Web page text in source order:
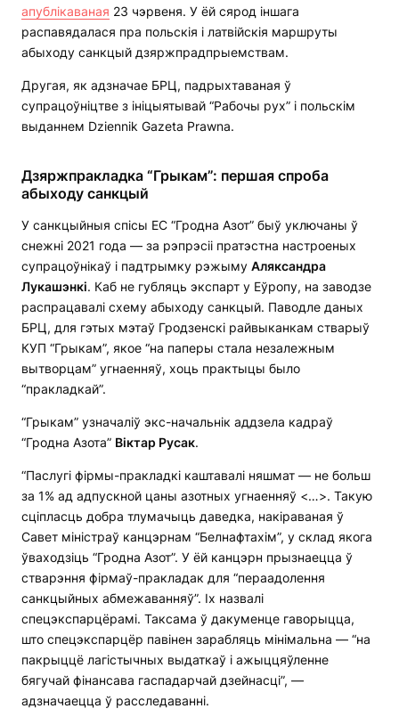
апублікаваная 23 чэрвеня. У ёй сярод іншага
распавядалася пра польскія і латвійскія маршруты
абыходу санкцый дзяржпрадпрыемствам.
Другая, як адзначае БРЦ, падрыхтаваная ў
супрацоўніцтве з ініцыятывай “Рабочы рух” і польскім
выданнем Dziennik Gazeta Prawna.
Дзяржпракладка “Грыкам”: першая спроба
абыходу санкцый
У санкцыйныя спісы ЕС “Гродна Азот” быў уключаны ў
снежні 2021 года — за рэпрэсіі пратэстна настроеных
супрацоўнікаў і падтрымку рэжыму Аляксандра
Лукашэнкі. Каб не губляць экспарт у Еўропу, на заводзе
распрацавалі схему абыходу санкцый. Паводле даных
БРЦ, для гэтых мэтаў Гродзенскі райвыканкам стварыў
КУП “Грыкам”, якое “на паперы стала незалежным
вытворцам” угнаенняў, хоць практыцы было
“пракладкай”.
“Грыкам” узначаліў экс-начальнік аддзела кадраў
“Гродна Азота” Віктар Русак.
“Паслугі фірмы-пракладкі каштавалі няшмат — не больш
за 1% ад адпускной цаны азотных угнаенняў <…>. Такую
сціпласць добра тлумачыць даведка, накіраваная ў
Савет міністраў канцэрнам “Белнафтахім”, у склад якога
ўваходзіць “Гродна Азот”. У ёй канцэрн прызнаецца ў
стварэння фірмаў-пракладак для “пераадолення
санкцыйных абмежаванняў”. Іх назвалі
спецэкспарцёрамі. Таксама ў дакуменце гаворыцца,
што спецэкспарцёр павінен зарабляць мінімальна — “на
пакрыццё лагістычных выдаткаў і ажыццяўленне
бягучай фінансава гаспадарчай дзейнасці”, —
адзначаецца ў расследаванні.